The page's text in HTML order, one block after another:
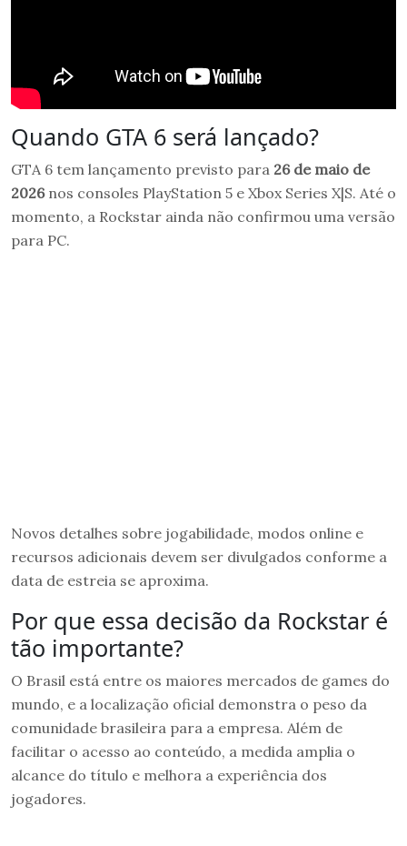
Quando GTA 6 será lançado?
GTA 6 tem lançamento previsto para 26 de maio de
2026nos consoles PlayStation 5 e Xbox Series X|S. Até o
momento, a Rockstar ainda não confirmou uma versão
para PC.
Novos detalhes sobre jogabilidade, modos online e
recursos adicionais devem ser divulgados conforme a
data de estreia se aproxima.
Por que essa decisão da Rockstar é
tão importante?
O Brasil está entre os maiores mercados de games do
mundo, e a localização oficial demonstra o peso da
comunidade brasileira para a empresa. Além de
facilitar o acesso ao conteúdo, a medida amplia o
alcance do título e melhora a experiência dos
jogadores.